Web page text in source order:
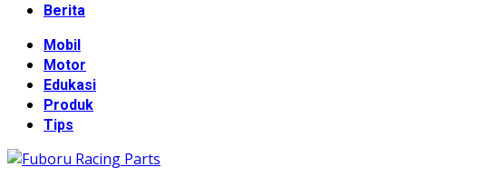
Berita
Mobil
Motor
Edukasi
Produk
Tips